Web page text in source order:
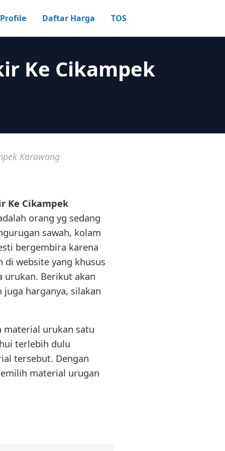
Profile Daftar Harga TOS
Ke Cikampek
Karawang
Ke Cikampek
orang yg sedang
sawah, kolam
bergembira karena
di website yang khusus
urukan. Berikut akan
harganya, silakan
material urukan satu
terlebih dulu
tersebut. Dengan
material urugan